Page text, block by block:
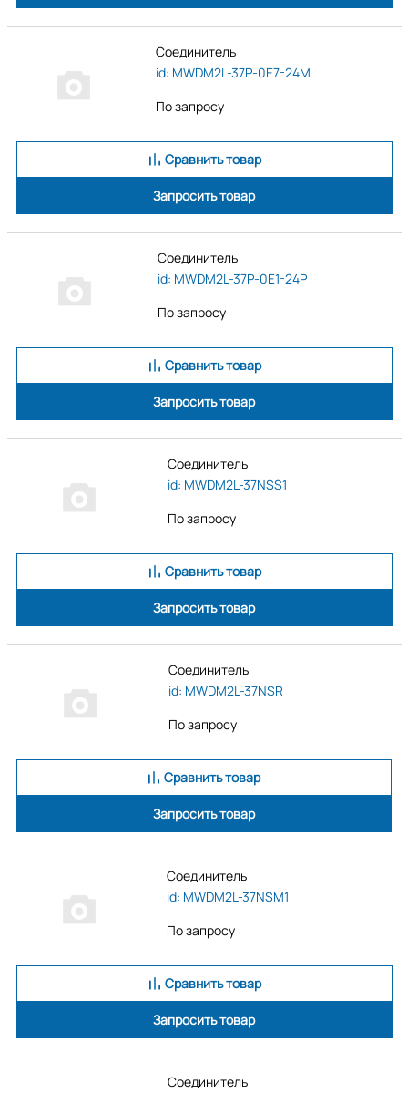
Соединитель
id: MWDM2L-37P-0E7-24M
По запросу
Сравнить товар
Запросить товар
Соединитель
id: MWDM2L-37P-0E1-24P
По запросу
Сравнить товар
Запросить товар
Соединитель
id: MWDM2L-37NSS1
По запросу
Сравнить товар
Запросить товар
Соединитель
id: MWDM2L-37NSR
По запросу
Сравнить товар
Запросить товар
Соединитель
id: MWDM2L-37NSM1
По запросу
Сравнить товар
Запросить товар
Соединитель